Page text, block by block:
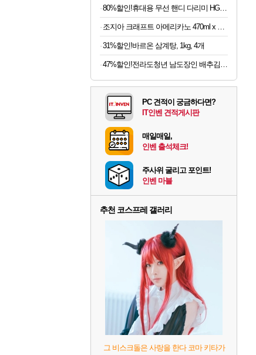
80%할인!휴대용 무선 핸디 다리미 HG-Y01, 화이트, 1개
31%할인!바르온 삼계탕, 1kg, 4개
47%할인!전라도청년 남도장인 배추김치, 5kg, 1박스
PC 견적이 궁금하다면?
IT인벤 견적게시판
매일매일,
인벤 출석체크!
주사위 굴리고 포인트!
인벤 마블
추천 코스프레 갤러리
그 비스크돌은 사랑을 한다 코마 키타가